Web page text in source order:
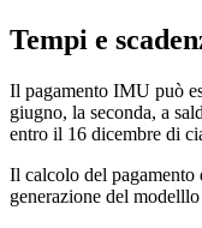
Tempi e
Il pagamento IMU può
giugno, la seconda, a
entro il 16 dicembre di
Il calcolo del pagamento
generazione del